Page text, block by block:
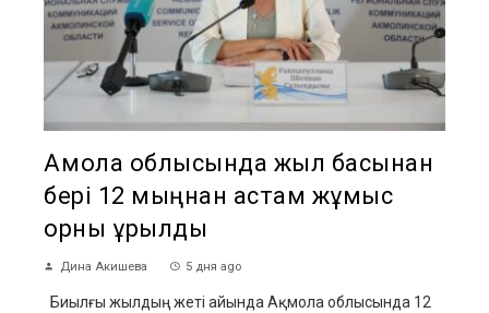
Ақмола облысында жыл басынан
бері 12 мыңнан астам жұмыс
орны құрылды
Дина Акишева 5 дня ago
Биылғы жылдың жеті айында Ақмола облысында 12